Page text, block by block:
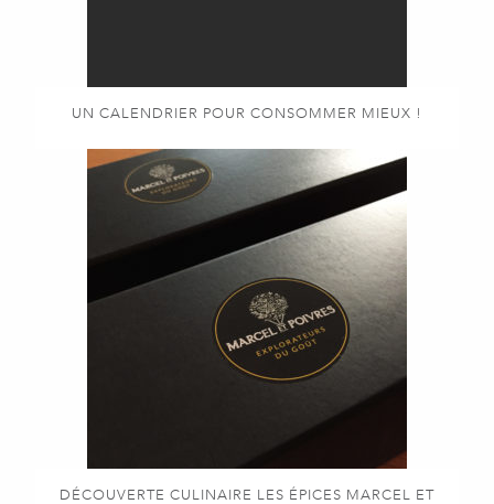
UN CALENDRIER POUR CONSOMMER MIEUX !
DÉCOUVERTE CULINAIRE LES ÉPICES MARCEL ET